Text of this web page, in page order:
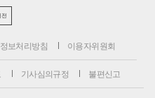
전
보처리방침 이용자위원회
기사심의규정 불편신고